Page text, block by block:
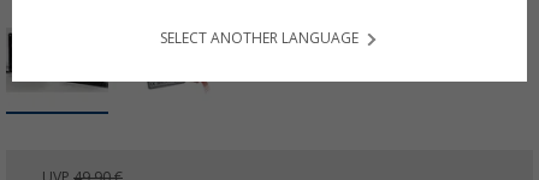
SELECT ANOTHER LANGUAGE